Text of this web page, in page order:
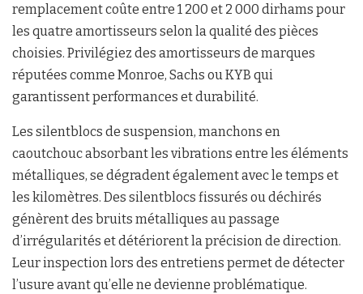
remplacement coûte entre 1 200 et 2 000 dirhams pour
les quatre amortisseurs selon la qualité des pièces
choisies. Privilégiez des amortisseurs de marques
réputées comme Monroe, Sachs ou KYB qui
garantissent performances et durabilité.
Les silentblocs de suspension, manchons en
caoutchouc absorbant les vibrations entre les éléments
métalliques, se dégradent également avec le temps et
les kilomètres. Des silentblocs fissurés ou déchirés
génèrent des bruits métalliques au passage
d’irrégularités et détériorent la précision de direction.
Leur inspection lors des entretiens permet de détecter
l’usure avant qu’elle ne devienne problématique.